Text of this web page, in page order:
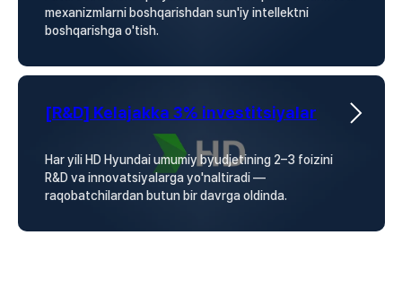
mexanizmlarni boshqarishdan sun'iy intellektni
boshqarishga o'tish.
[R&D] Kelajakka 3% investitsiyalar
Har yili HD Hyundai umumiy byudjetining 2–3 foizini
R&D va innovatsiyalarga yo'naltiradi —
raqobatchilardan butun bir davrga oldinda.